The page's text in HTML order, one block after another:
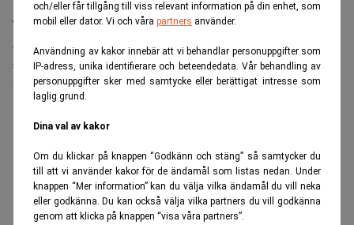
och/eller får tillgång till viss relevant information på din enhet, som
mobil eller dator. Vi och våra partners använder.
Användning av kakor innebär att vi behandlar personuppgifter som
IP-adress, unika identifierare och beteendedata. Vår behandling av
personuppgifter sker med samtycke eller berättigat intresse som
laglig grund.
Dina val av kakor
Om du klickar på knappen “Godkänn och stäng” så samtycker du
till att vi använder kakor för de ändamål som listas nedan. Under
knappen “Mer information” kan du välja vilka ändamål du vill neka
eller godkänna. Du kan också välja vilka partners du vill godkänna
genom att klicka på knappen “visa våra partners”.
Warren Buffett riktar skarp kritik mot en
aktiemarknad som han menar drivs allt mer av
spekulativ handel snarare än långsiktigt
investerande.